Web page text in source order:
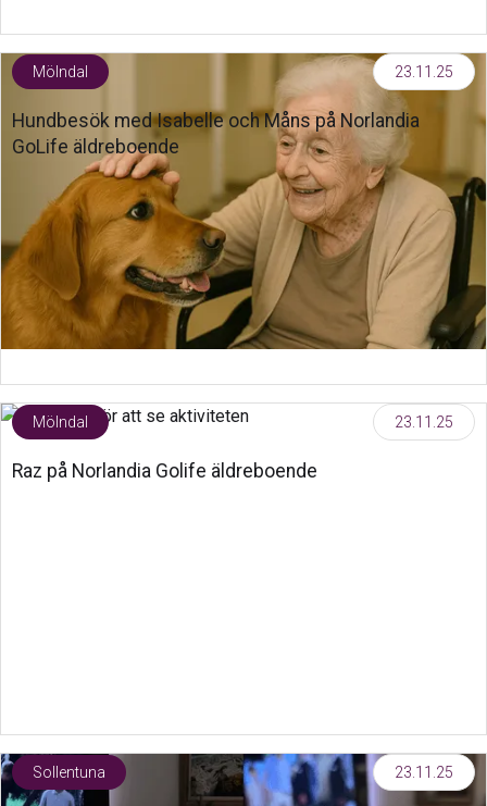
Mölndal 23.11.25
Hundbesök med Isabelle och Måns på Norlandia
GoLife äldreboende
Mölndal 23.11.25
Raz på Norlandia Golife äldreboende
Sollentuna 23.11.25